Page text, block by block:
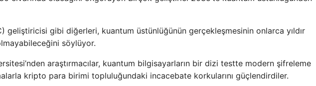
geliştiricisi gibi diğerleri, kuantum üstünlüğünün gerçekleşmesinin onlarca yıldır
söylüyor.
araştırmacılar, kuantum bilgisayarların bir dizi testte modern şifreleme
kripto para birimi topluluğundaki incacebate korkularını güçlendirdiler.